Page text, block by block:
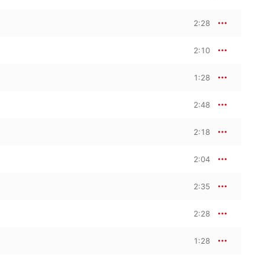
2:28
2:10
1:28
2:48
2:18
2:04
2:35
2:28
1:28